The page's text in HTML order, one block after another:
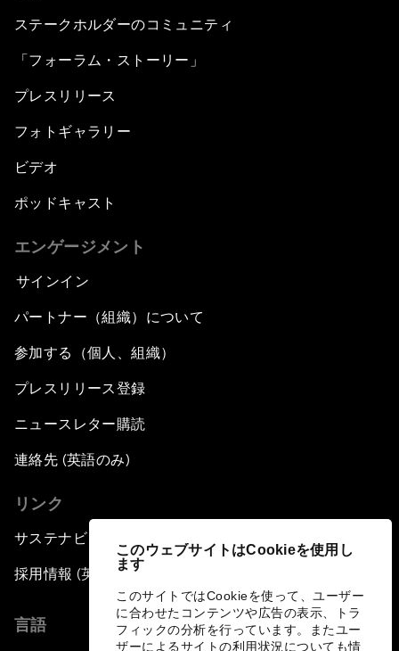
このウェブサイトはCookieを使用し
ます
このサイトではCookieを使って、ユーザー
に合わせたコンテンツや広告の表示、トラ
フィックの分析を行っています。またユー
ザーによるサイトの利用状況についても情
ステークホルダーのコミュニティ
「フォーラム・ストーリー」
プレスリリース
フォトギャラリー
ビデオ
ポッドキャスト
エンゲージメント
サインイン
パートナー（組織）について
参加する（個人、組織）
プレスリリース登録
ニュースレター購読
連絡先 (英語のみ)
リンク
サステナビリティへの取り組み
採用情報 (英語のみ)
言語